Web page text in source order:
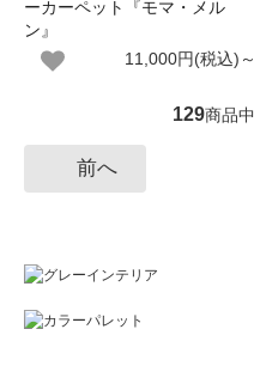
ーカーペット『モマ・メル
ン』
11,000円(税込)～
129商品中
前へ